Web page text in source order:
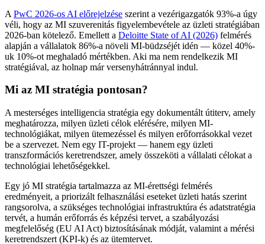
A PwC 2026-os AI előrejelzése szerint a vezérigazgatók 93%-a úgy
véli, hogy az MI szuverenitás figyelembevétele az üzleti stratégiában
2026-ban kötelező. Emellett a Deloitte State of AI (2026) felmérés
alapján a vállalatok 86%-a növeli MI-büdzséjét idén — közel 40%-
uk 10%-ot meghaladó mértékben. Aki ma nem rendelkezik MI
stratégiával, az holnap már versenyhátránnyal indul.
Mi az MI stratégia pontosan?
A mesterséges intelligencia stratégia egy dokumentált útiterv, amely
meghatározza, milyen üzleti célok elérésére, milyen MI-
technológiákat, milyen ütemezéssel és milyen erőforrásokkal vezet
be a szervezet. Nem egy IT-projekt — hanem egy üzleti
transzformációs keretrendszer, amely összeköti a vállalati célokat a
technológiai lehetőségekkel.
Egy jó MI stratégia tartalmazza az MI-érettségi felmérés
eredményeit, a priorizált felhasználási eseteket üzleti hatás szerint
rangsorolva, a szükséges technológiai infrastruktúra és adatstratégia
tervét, a humán erőforrás és képzési tervet, a szabályozási
megfelelőség (EU AI Act) biztosításának módját, valamint a mérési
keretrendszert (KPI-k) és az ütemtervet.